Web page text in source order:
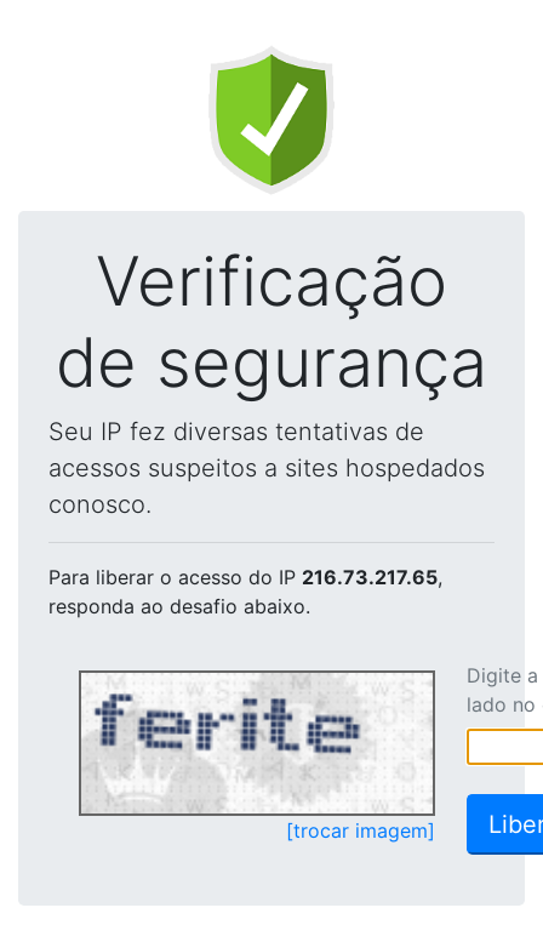
Verificação
de segurança
Seu IP fez diversas tentativas de
acessos suspeitos a sites hospedados
conosco.
Para liberar o acesso do IP 216.73.217.65,
responda ao desafio abaixo.
[trocar imagem]
Digite
lado no